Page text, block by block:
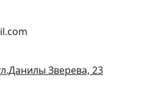
Зверева, 23